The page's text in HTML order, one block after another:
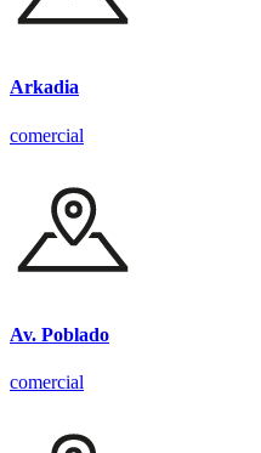
Arkadia
comercial
Av. Poblado
comercial